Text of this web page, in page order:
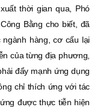
thời gian qua, Phó
Bằng cho biết, đã
hàng, cơ cấu lại
của từng địa phương,
đẩy mạnh ứng dụng
chỉ thích ứng với tác
được thực tiễn hiện